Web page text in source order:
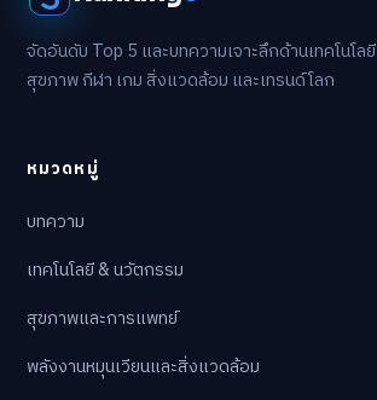
จัดอันดับ Top 5 และบทความเจาะลึกด้านเทคโนโลยี
สุขภาพ กีฬา เกม สิ่งแวดล้อม และเทรนด์โลก
หมวดหมู่
บทความ
เทคโนโลยี & นวัตกรรม
สุขภาพและการแพทย์
พลังงานหมุนเวียนและสิ่งแวดล้อม